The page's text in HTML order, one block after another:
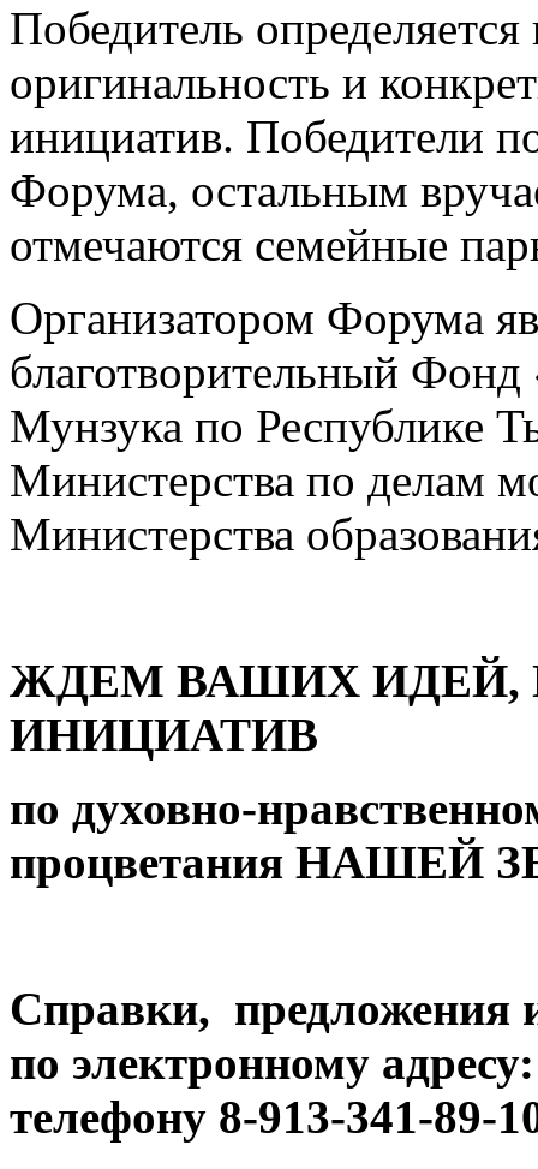
Победитель
оригинальность и
инициатив. Победители
Форума, остальным
отмечаются семейные
Организатором Форума
благотворительный
Мунзука по Республике
Министерства по делам
Министерства
ЖДЕМ ВАШИХ ИДЕЙ,
ИНИЦИАТИВ
по духовно-
процветания НАШЕЙ
Справки, предложения
по электронному
телефону 8-913-341-89-